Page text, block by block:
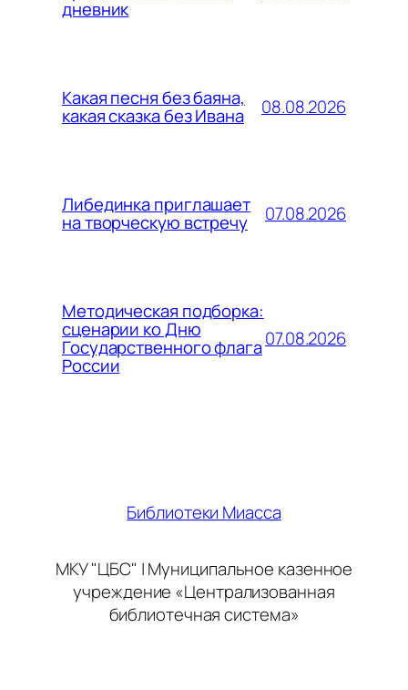
дневник
Какая песня без баяна,
какая сказка без Ивана 08.08.2026
Либединка приглашает
на творческую встречу 07.08.2026
Методическая подборка:
сценарии ко Дню
Государственного флага
России
07.08.2026
Библиотеки Миасса
МКУ "ЦБС" | Муниципальное казенное
учреждение «Централизованная
библиотечная система»